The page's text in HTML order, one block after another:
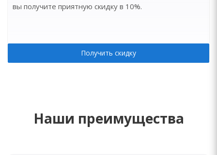
вы получите приятную скидку в 10%.
Получить скидку
Наши преимущества